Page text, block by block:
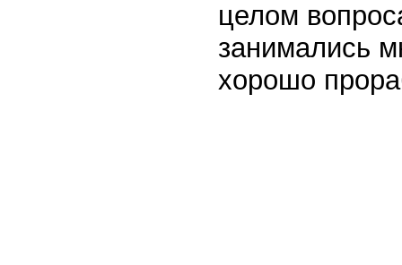
целом
занимались
хорошо